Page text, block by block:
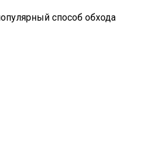
способ обхода